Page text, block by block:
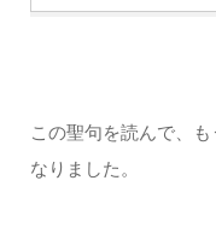
この聖句を読んで、
なりました。